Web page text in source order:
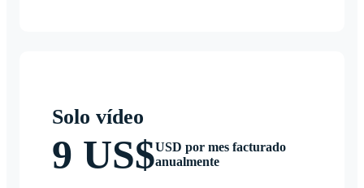
Solo vídeo
9 US$USD por mes facturado
anualmente